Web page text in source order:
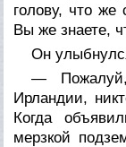
голову, что
Вы же знаете,
Он
—
Ирландии,
Когда
мерзкой